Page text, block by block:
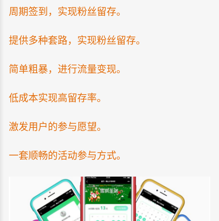
周期签到，实现粉丝留存。
提供多种套路，实现粉丝留存。
简单粗暴，进行流量变现。
低成本实现高留存率。
激发用户的参与愿望。
一套顺畅的活动参与方式。